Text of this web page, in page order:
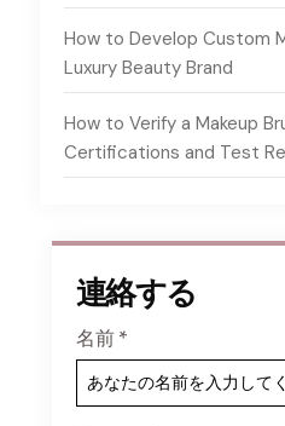
How to Develop Custom
Luxury Beauty Brand
How to Verify a Makeup
Certifications and Test
連絡する
名前 *